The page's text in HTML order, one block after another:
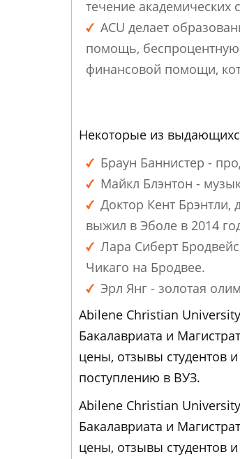
течение академических
ACU делает
помощь, беспроцентную
финансовой помощи,
Некоторые из
Браун Баннистер -
Майкл Блэнтон -
Доктор Кент
выжил в Эболе в 2014
Лара Сиберт
Чикаго на Бродвее.
Эрл Янг - золотая
Abilene Christian
Бакалавриата и
цены, отзывы студентов
поступлению в ВУЗ.
Abilene Christian
Бакалавриата и
цены, отзывы студентов